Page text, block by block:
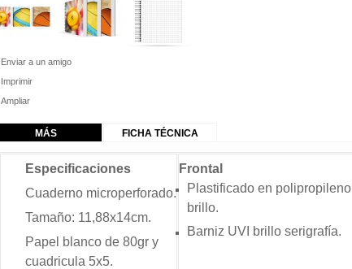
Enviar a un amigo
Imprimir
Ampliar
MÁS FICHA TÉCNICA
Especificaciones
Cuaderno microperforado.
Tamaño: 11,88x14cm.
Papel blanco de 80gr y
cuadricula 5x5.
Frontal
Plastificado en polipropileno
brillo.
Barniz UVI brillo serigrafía.